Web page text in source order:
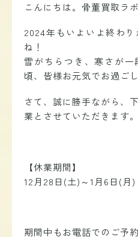
こんにちは。骨董買取ラ
2024年もいよいよ終わ
ね！
雪がちらつき、寒さが
頃、皆様お元気でお過ご
さて、誠に勝手ながら、
業とさせていただきます。
【休業期間】
12月28日(土)～1月6日(月)
期間中もお電話でのご予